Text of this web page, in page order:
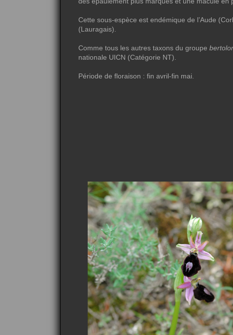
Cette sous-espèce est endémique de l’Aude
(Lauragais).
Comme tous les autres taxons du groupe
nationale UICN (Catégorie NT).
Période de floraison : fin avril-fin mai.